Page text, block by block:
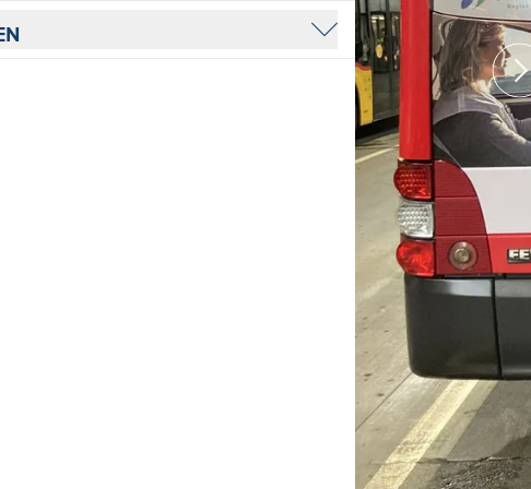
/ 3D
STELLENANGEBOT
Für Gestalter
HIER SCHLÄGT DAS HERZ FÜR
KONTAKTFORMULAR
AGB